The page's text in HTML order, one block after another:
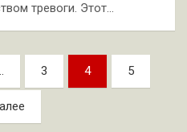
тревоги. Этот…
3 4 5